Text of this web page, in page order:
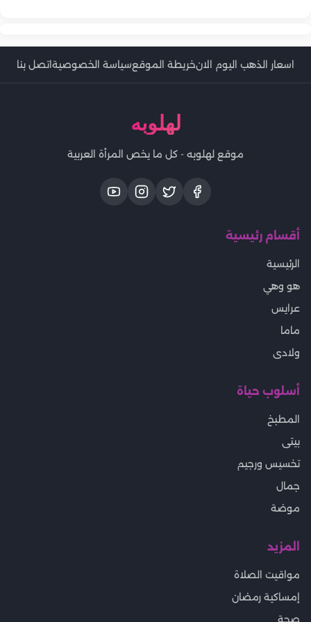
اسعار الذهب اليوم الانخريطة الموقعسياسة الخصوصيةاتصل بنا
لهلوبه
موقع لهلوبه - كل ما يخص المرأة العربية
أقسام رئيسية
الرئيسية
هو وهي
عرايس
ماما
ولادى
أسلوب حياة
المطبخ
بيتى
تخسيس ورجيم
جمال
موضة
المزيد
مواقيت الصلاة
إمساكية رمضان
صحة